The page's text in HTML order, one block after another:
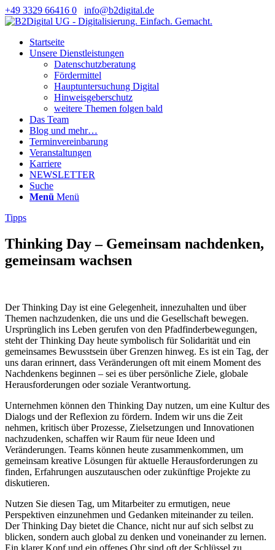
+49 3329 66416 0 info@b2digital.de
Startseite
Unsere Dienstleistungen
Datenschutzberatung
Fördermittel
Hauptuntersuchung Digital
Hinweisgeberschutz
weitere Themen folgen bald
Das Team
Blog und mehr…
Terminvereinbarung
Veranstaltungen
Karriere
NEWSLETTER
Suche
Menü Menü
Tipps
Thinking Day – Gemeinsam nachdenken,
gemeinsam wachsen
Der Thinking Day ist eine Gelegenheit, innezuhalten und über
Themen nachzudenken, die uns und die Gesellschaft bewegen.
Ursprünglich ins Leben gerufen von den Pfadfinderbewegungen,
steht der Thinking Day heute symbolisch für Solidarität und ein
gemeinsames Bewusstsein über Grenzen hinweg. Es ist ein Tag, der
uns daran erinnert, dass Veränderungen oft mit einem Moment des
Nachdenkens beginnen – sei es über persönliche Ziele, globale
Herausforderungen oder soziale Verantwortung.
Unternehmen können den Thinking Day nutzen, um eine Kultur des
Dialogs und der Reflexion zu fördern. Indem wir uns die Zeit
nehmen, kritisch über Prozesse, Zielsetzungen und Innovationen
nachzudenken, schaffen wir Raum für neue Ideen und
Veränderungen. Teams können heute zusammenkommen, um
gemeinsam kreative Lösungen für aktuelle Herausforderungen zu
finden, Erfahrungen auszutauschen oder zukünftige Projekte zu
diskutieren.
Nutzen Sie diesen Tag, um Mitarbeiter zu ermutigen, neue
Perspektiven einzunehmen und Gedanken miteinander zu teilen.
Der Thinking Day bietet die Chance, nicht nur auf sich selbst zu
blicken, sondern auch global zu denken und voneinander zu lernen.
Ein klarer Kopf und ein offenes Ohr sind oft der Schlüssel zu